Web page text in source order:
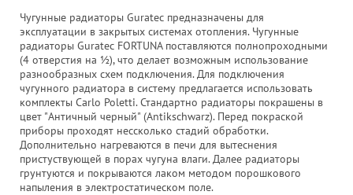
Чугунные радиаторы Guratec предназначены для
эксплуатации в закрытых системах отопления. Чугунные
радиаторы Guratec FORTUNA поставляются полнопроходными
(4 отверстия на ½), что делает возможным использование
разнообразных схем подключения. Для подключения
чугунного радиатора в систему предлагается использовать
комплекты Carlo Poletti. Стандартно радиаторы покрашены в
цвет "Античный черный" (Antikschwarz). Перед покраской
приборы проходят нессколько стадий обработки.
Дополнительно нагреваются в печи для вытеснения
пристуствующей в порах чугуна влаги. Далее радиаторы
грунтуются и покрываются лаком методом порошкового
напыления в электростатическом поле.